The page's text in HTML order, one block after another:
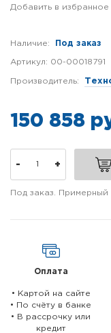
Добавить в избранное
Наличие: Под заказ
Артикул: 00-00018791
Производитель:
150 858
- +
Под заказ. Примерный
Оплата
• Картой на сайте
• По счёту в банке
• В рассрочку или
кредит